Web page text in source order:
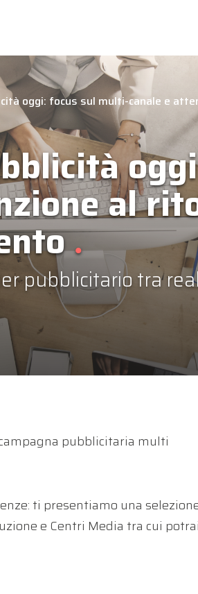
oggi: focus sul multi-canale e
al
pubblicitario tra
pubblicitaria multi
ti presentiamo una
e Centri Media tra cui